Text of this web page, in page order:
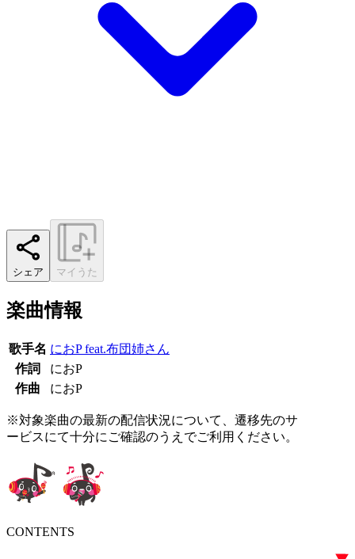
シェア マイうた
楽曲情報
歌手名 におP feat.布団姉さん
作詞
におP
作曲
におP
※対象楽曲の最新の配信状況について、遷移先のサ
ービスにて十分にご確認のうえでご利用ください。
CONTENTS